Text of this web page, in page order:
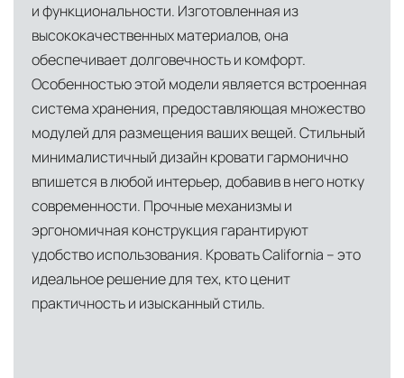
Дубай, ОАЭ— региональный центр для
Ближнего Востока и Азии
Кипр— распределительная база для
Средиземноморского региона
Лондон, Великобритания—
логистический хаб для европейского рынка
— центр доставки для
североамериканского сегмента
Другие страны Европы— расширенная
сеть партнёрских складов
и функциональности. Изготовленная из
высококачественных материалов, она
обеспечивает долговечность и комфорт.
Особенностью этой модели является встроенная
система хранения, предоставляющая множество
модулей для размещения ваших вещей. Стильный
минималистичный дизайн кровати гармонично
впишется в любой интерьер, добавив в него нотку
современности. Прочные механизмы и
эргономичная конструкция гарантируют
удобство использования. Кровать California – это
идеальное решение для тех, кто ценит
практичность и изысканный стиль.